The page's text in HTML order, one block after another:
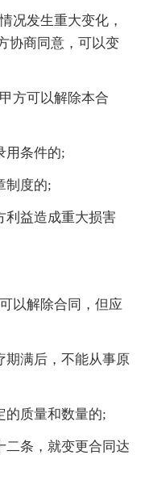
况发生重大变化，
协商同意，可以变
方可以解除本合
用条件的;
制度的;
利益造成重大损害
以解除合同，但应
期满后，不能从事原
的质量和数量的;
二条，就变更合同达